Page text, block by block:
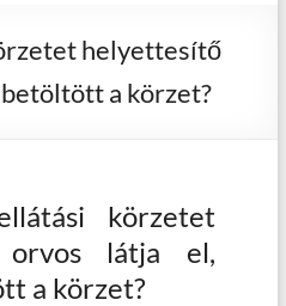
helyettesítő
a körzet?
körzetet
orvos látja el,
a körzet?